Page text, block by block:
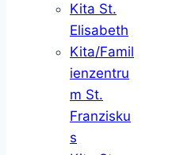
Kita St.
Elisabeth
Kita/Famil
ienzentru
m St.
Franzisku
s